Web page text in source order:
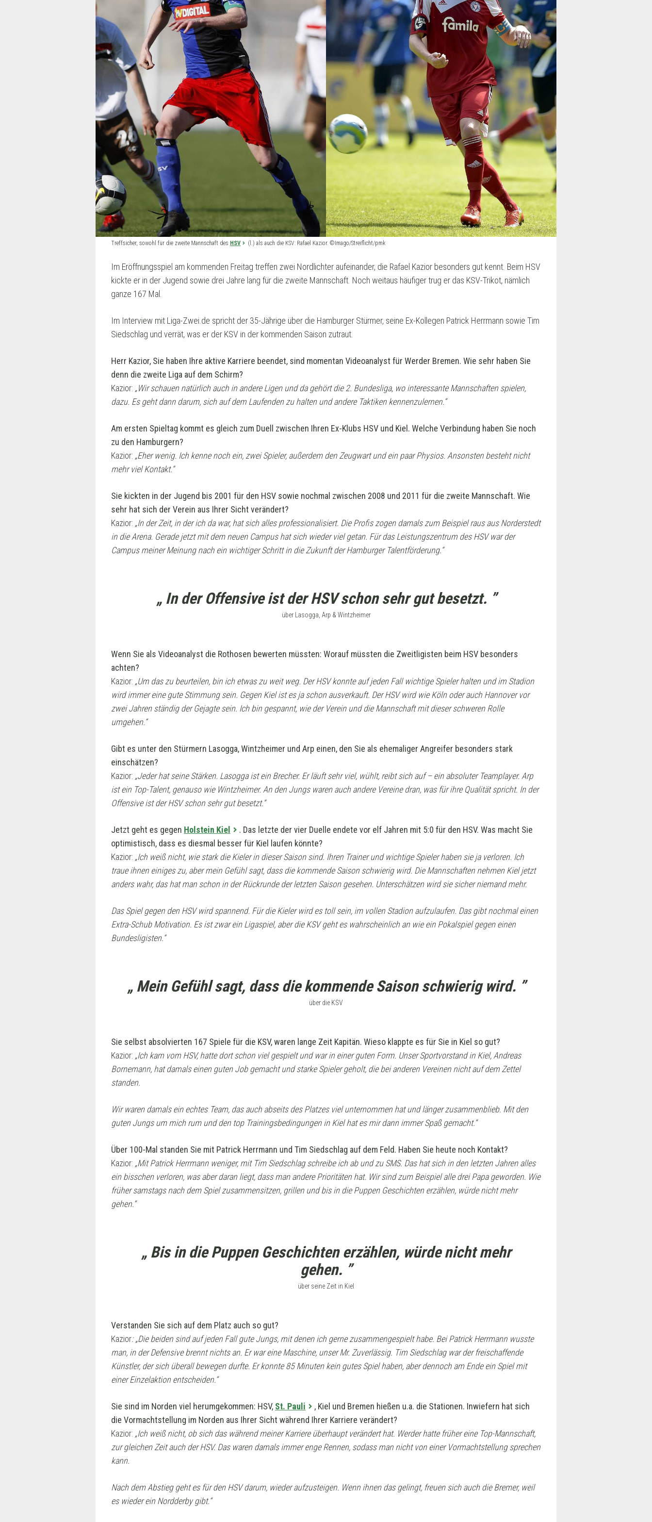
Treffsicher, sowohl für die zweite Mannschaft des HSV (l.) als auch die KSV: Rafael Kazior. ©Imago/Streiflicht/pmk
Im Eröffnungsspiel am kommenden Freitag treffen zwei Nordlichter aufeinander, die Rafael Kazior besonders gut kennt. Beim HSV
kickte er in der Jugend sowie drei Jahre lang für die zweite Mannschaft. Noch weitaus häufiger trug er das KSV-Trikot, nämlich
ganze 167 Mal.
Im Interview mit Liga-Zwei.de spricht der 35-Jährige über die Hamburger Stürmer, seine Ex-Kollegen Patrick Herrmann sowie Tim
Siedschlag und verrät, was er der KSV in der kommenden Saison zutraut.
Herr Kazior, Sie haben Ihre aktive Karriere beendet, sind momentan Videoanalyst für Werder Bremen. Wie sehr haben Sie
denn die zweite Liga auf dem Schirm?
Kazior: „Wir schauen natürlich auch in andere Ligen und da gehört die 2. Bundesliga, wo interessante Mannschaften spielen,
dazu. Es geht dann darum, sich auf dem Laufenden zu halten und andere Taktiken kennenzulernen.“
Am ersten Spieltag kommt es gleich zum Duell zwischen Ihren Ex-Klubs HSV und Kiel. Welche Verbindung haben Sie noch
zu den Hamburgern?
Kazior: „Eher wenig. Ich kenne noch ein, zwei Spieler, außerdem den Zeugwart und ein paar Physios. Ansonsten besteht nicht
mehr viel Kontakt.“
Sie kickten in der Jugend bis 2001 für den HSV sowie nochmal zwischen 2008 und 2011 für die zweite Mannschaft. Wie
sehr hat sich der Verein aus Ihrer Sicht verändert?
Kazior: „In der Zeit, in der ich da war, hat sich alles professionalisiert. Die Profis zogen damals zum Beispiel raus aus Norderstedt
in die Arena. Gerade jetzt mit dem neuen Campus hat sich wieder viel getan. Für das Leistungszentrum des HSV war der
Campus meiner Meinung nach ein wichtiger Schritt in die Zukunft der Hamburger Talentförderung.“
„ In der Offensive ist der HSV schon sehr gut besetzt. ”
über Lasogga, Arp & Wintzheimer
Wenn Sie als Videoanalyst die Rothosen bewerten müssten: Worauf müssten die Zweitligisten beim HSV besonders
achten?
Kazior: „Um das zu beurteilen, bin ich etwas zu weit weg. Der HSV konnte auf jeden Fall wichtige Spieler halten und im Stadion
wird immer eine gute Stimmung sein. Gegen Kiel ist es ja schon ausverkauft. Der HSV wird wie Köln oder auch Hannover vor
zwei Jahren ständig der Gejagte sein. Ich bin gespannt, wie der Verein und die Mannschaft mit dieser schweren Rolle
umgehen.“
Gibt es unter den Stürmern Lasogga, Wintzheimer und Arp einen, den Sie als ehemaliger Angreifer besonders stark
einschätzen?
Kazior: „Jeder hat seine Stärken. Lasogga ist ein Brecher. Er läuft sehr viel, wühlt, reibt sich auf – ein absoluter Teamplayer. Arp
ist ein Top-Talent, genauso wie Wintzheimer. An den Jungs waren auch andere Vereine dran, was für ihre Qualität spricht. In der
Offensive ist der HSV schon sehr gut besetzt.“
Jetzt geht es gegen Holstein Kiel
. Das letzte der vier Duelle endete vor elf Jahren mit 5:0 für den HSV. Was macht Sie
optimistisch, dass es diesmal besser für Kiel laufen könnte?
Kazior: „Ich weiß nicht, wie stark die Kieler in dieser Saison sind. Ihren Trainer und wichtige Spieler haben sie ja verloren. Ich
traue ihnen einiges zu, aber mein Gefühl sagt, dass die kommende Saison schwierig wird. Die Mannschaften nehmen Kiel jetzt
anders wahr, das hat man schon in der Rückrunde der letzten Saison gesehen. Unterschätzen wird sie sicher niemand mehr.
Das Spiel gegen den HSV wird spannend. Für die Kieler wird es toll sein, im vollen Stadion aufzulaufen. Das gibt nochmal einen
Extra-Schub Motivation. Es ist zwar ein Ligaspiel, aber die KSV geht es wahrscheinlich an wie ein Pokalspiel gegen einen
Bundesligisten.“
„ Mein Gefühl sagt, dass die kommende Saison schwierig wird. ”
über die KSV
Sie selbst absolvierten 167 Spiele für die KSV, waren lange Zeit Kapitän. Wieso klappte es für Sie in Kiel so gut?
Kazior: „Ich kam vom HSV, hatte dort schon viel gespielt und war in einer guten Form. Unser Sportvorstand in Kiel, Andreas
Bornemann, hat damals einen guten Job gemacht und starke Spieler geholt, die bei anderen Vereinen nicht auf dem Zettel
standen.
Wir waren damals ein echtes Team, das auch abseits des Platzes viel unternommen hat und länger zusammenblieb. Mit den
guten Jungs um mich rum und den top Trainingsbedingungen in Kiel hat es mir dann immer Spaß gemacht.“
Über 100-Mal standen Sie mit Patrick Herrmann und Tim Siedschlag auf dem Feld. Haben Sie heute noch Kontakt?
Kazior: „Mit Patrick Herrmann weniger, mit Tim Siedschlag schreibe ich ab und zu SMS. Das hat sich in den letzten Jahren alles
ein bisschen verloren, was aber daran liegt, dass man andere Prioritäten hat. Wir sind zum Beispiel alle drei Papa geworden. Wie
früher samstags nach dem Spiel zusammensitzen, grillen und bis in die Puppen Geschichten erzählen, würde nicht mehr
gehen.“
„ Bis in die Puppen Geschichten erzählen, würde nicht mehr
gehen. ”
über seine Zeit in Kiel
Verstanden Sie sich auf dem Platz auch so gut?
Kazior: „Die beiden sind auf jeden Fall gute Jungs, mit denen ich gerne zusammengespielt habe. Bei Patrick Herrmann wusste
man, in der Defensive brennt nichts an. Er war eine Maschine, unser Mr. Zuverlässig. Tim Siedschlag war der freischaffende
Künstler, der sich überall bewegen durfte. Er konnte 85 Minuten kein gutes Spiel haben, aber dennoch am Ende ein Spiel mit
einer Einzelaktion entscheiden.“
Sie sind im Norden viel herumgekommen: HSV, St. Pauli
, Kiel und Bremen hießen u.a. die Stationen. Inwiefern hat sich
die Vormachtstellung im Norden aus Ihrer Sicht während Ihrer Karriere verändert?
Kazior: „Ich weiß nicht, ob sich das während meiner Karriere überhaupt verändert hat. Werder hatte früher eine Top-Mannschaft,
zur gleichen Zeit auch der HSV. Das waren damals immer enge Rennen, sodass man nicht von einer Vormachtstellung sprechen
kann.
Nach dem Abstieg geht es für den HSV darum, wieder aufzusteigen. Wenn ihnen das gelingt, freuen sich auch die Bremer, weil
es wieder ein Nordderby gibt.“